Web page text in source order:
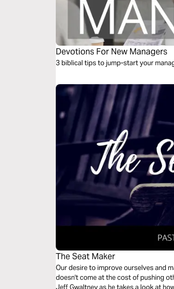
Devotions For New Managers
3 biblical tips to jump-start your
The Seat Maker
Our desire to improve ourselves and
doesn't come at the cost of pushing others
Jeff Gwaltney as he takes a look at